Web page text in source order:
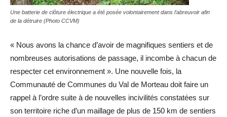
Une batterie de clôture électrique a été posée volontairement dans l’abreuvoir afin
de la détruire (Photo CCVM)
« Nous avons la chance d’avoir de magnifiques sentiers et de
nombreuses autorisations de passage, il incombe à chacun de
respecter cet environnement ». Une nouvelle fois, la
Communauté de Communes du Val de Morteau doit faire un
rappel à l’ordre suite à de nouvelles incivilités constatées sur
son territoire riche d’un maillage de plus de 150 km de sentiers